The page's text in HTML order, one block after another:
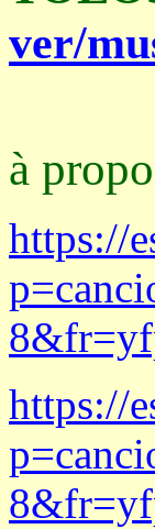
ver/
à
https://
https://